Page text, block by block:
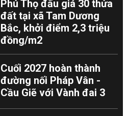
Phú Thọ đấu giá 30 thửa
đất tại xã Tam Dương
Bắc, khởi điểm 2,3 triệu
đồng/m2
Cuối 2027 hoàn thành
đường nối Pháp Vân -
Cầu Giẽ với Vành đai 3